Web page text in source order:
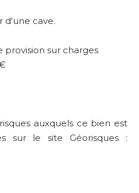
d'une cave.
sur charges
auxquels ce bien est
sur le site Géorisques :